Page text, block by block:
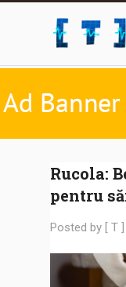
Rucola:
pentru
Posted by [ T